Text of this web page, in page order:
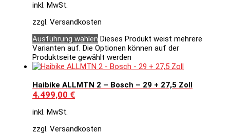
inkl. MwSt.
zzgl. Versandkosten
Ausführung wählen Dieses Produkt weist mehrere
Varianten auf. Die Optionen können auf der
Produktseite gewählt werden
Haibike ALLMTN 2 – Bosch – 29 + 27,5 Zoll
4.499,00 €
inkl. MwSt.
zzgl. Versandkosten